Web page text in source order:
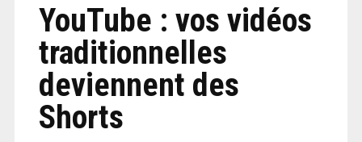
YouTube : vos vidéos
traditionnelles
deviennent des
Shorts